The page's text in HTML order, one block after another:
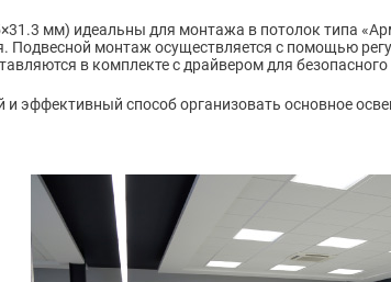
мм) идеальны для монтажа в потолок типа
Подвесной монтаж осуществляется с помощью
в комплекте с драйвером для
эффективный способ организовать основное